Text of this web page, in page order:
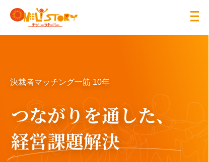
イベント情報
コラム
導入事例
会社概要
決裁者マッチング一筋 10年